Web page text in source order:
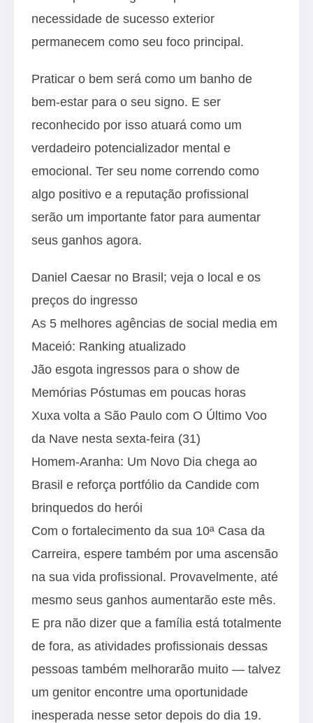
necessidade de sucesso exterior
permanecem como seu foco principal.
Praticar o bem será como um banho de
bem-estar para o seu signo. E ser
reconhecido por isso atuará como um
verdadeiro potencializador mental e
emocional. Ter seu nome correndo como
algo positivo e a reputação profissional
serão um importante fator para aumentar
seus ganhos agora.
Daniel Caesar no Brasil; veja o local e os
preços do ingresso
As 5 melhores agências de social media em
Maceió: Ranking atualizado
Jão esgota ingressos para o show de
Memórias Póstumas em poucas horas
Xuxa volta a São Paulo com O Último Voo
da Nave nesta sexta-feira (31)
Homem-Aranha: Um Novo Dia chega ao
Brasil e reforça portfólio da Candide com
brinquedos do herói
Com o fortalecimento da sua 10ª Casa da
Carreira, espere também por uma ascensão
na sua vida profissional. Provavelmente, até
mesmo seus ganhos aumentarão este mês.
E pra não dizer que a família está totalmente
de fora, as atividades profissionais dessas
pessoas também melhorarão muito — talvez
um genitor encontre uma oportunidade
inesperada nesse setor depois do dia 19.